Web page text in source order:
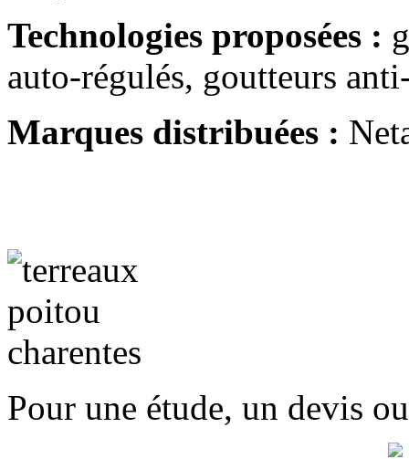
Technologies proposées :
auto-régulés, goutteurs
Marques distribuées :
Pour une étude, un devis